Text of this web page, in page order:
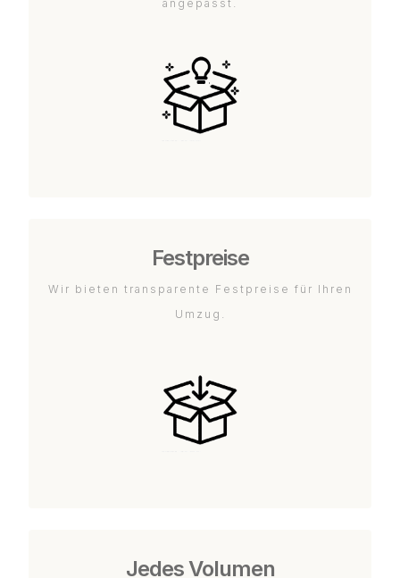
angepasst.
Festpreise
Wir bieten transparente Festpreise für Ihren
Umzug.
Jedes Volumen